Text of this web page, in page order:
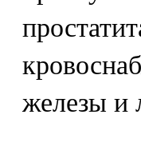
железы и